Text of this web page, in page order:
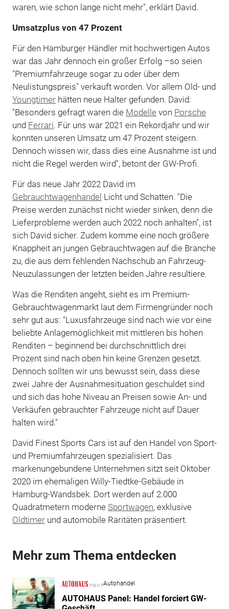
waren, wie schon lange nicht mehr", erklärt David.
Umsatzplus von 47 Prozent
Für den Hamburger Händler mit hochwertigen Autos
war das Jahr dennoch ein großer Erfolg –so seien
"Premiumfahrzeuge sogar zu oder über dem
Neulistungspreis" verkauft worden. Vor allem Old- und
Youngtimerhätten neue Halter gefunden. David:
"Besonders gefragt waren die Modelle von Porsche
und Ferrari. Für uns war 2021 ein Rekordjahr und wir
konnten unseren Umsatz um 47 Prozent steigern.
Dennoch wissen wir, dass dies eine Ausnahme ist und
nicht die Regel werden wird", betont der GW-Profi.
Für das neue Jahr 2022 David im
Gebrauchtwagenhandel Licht und Schatten. "Die
Preise werden zunächst nicht wieder sinken, denn die
Lieferprobleme werden auch 2022 noch anhalten", ist
sich David sicher. Zudem komme eine noch größere
Knappheit an jungen Gebrauchtwagen auf die Branche
zu, die aus dem fehlenden Nachschub an Fahrzeug-
Neuzulassungen der letzten beiden Jahre resultiere.
Was die Renditen angeht, sieht es im Premium-
Gebrauchtwagenmarkt laut dem Firmengründer noch
sehr gut aus: "Luxusfahrzeuge sind nach wie vor eine
beliebte Anlagemöglichkeit mit mittleren bis hohen
Renditen – beginnend bei durchschnittlich drei
Prozent sind nach oben hin keine Grenzen gesetzt.
Dennoch sollten wir uns bewusst sein, dass diese
zwei Jahre der Ausnahmesituation geschuldet sind
und sich das hohe Niveau an Preisen sowie An- und
Verkäufen gebrauchter Fahrzeuge nicht auf Dauer
halten wird."
David Finest Sports Cars ist auf den Handel von Sport-
und Premiumfahrzeugen spezialisiert. Das
markenungebundene Unternehmen sitzt seit Oktober
2020 im ehemaligen Willy-Tiedtke-Gebäude in
Hamburg-Wandsbek. Dort werden auf 2.000
Quadratmetern moderne Sportwagen, exklusive
Oldtimerund automobile Raritäten präsentiert.
Mehr zum Thema entdecken
Autohandel
AUTOHAUS Panel: Handel forciert GW-